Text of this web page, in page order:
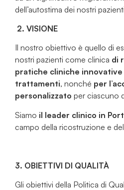
dell’autostima dei nostri
2. VISIONE
Il nostro obiettivo è quello di
nostri pazienti come clinica di
pratiche cliniche innovative
trattamenti, nonché per
personalizzato per ciascuno
Siamo il leader clinico in
campo della ricostruzione e
3. OBIETTIVI DI QUALITÀ
Gli obiettivi della Politica di